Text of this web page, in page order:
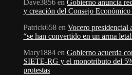
Dave3856 en Gobierno anuncia
y creación del Consejo
Patrick658 en Vocero presidencial
“se han convertido en un arma
Mary1884 en Gobierno acuerda
SIETE-RG y el monotributo del
protestas